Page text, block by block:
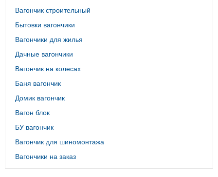
Вагончик строительный
Бытовки вагончики
Вагончики для жилья
Дачные вагончики
Вагончик на колесах
Баня вагончик
Домик вагончик
Вагон блок
БУ вагончик
Вагончик для шиномонтажа
Вагончики на заказ